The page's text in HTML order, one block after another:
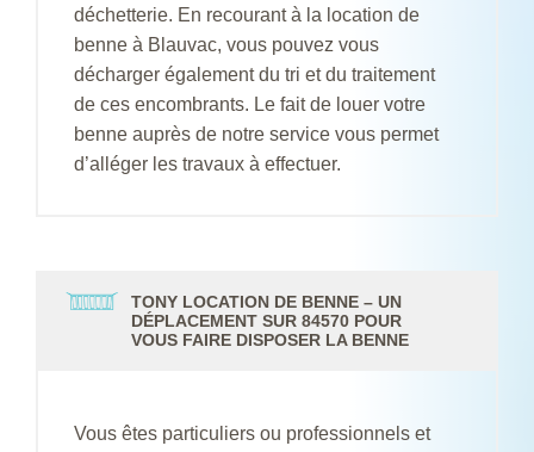
déchetterie. En recourant à la location de
benne à Blauvac, vous pouvez vous
décharger également du tri et du traitement
de ces encombrants. Le fait de louer votre
benne auprès de notre service vous permet
d’alléger les travaux à effectuer.
TONY LOCATION DE BENNE – UN
DÉPLACEMENT SUR 84570 POUR
VOUS FAIRE DISPOSER LA BENNE
Vous êtes particuliers ou professionnels et